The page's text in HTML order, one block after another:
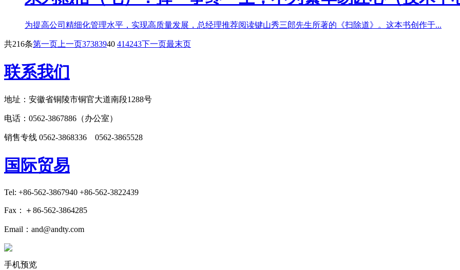
为提高公司精细化管理水平，实现高质量发展，总经理推荐阅读键山秀三郎先生所著的《扫除道》。这本书创作于...
共216条第一页 上一页37383940 414243下一页最末页
联系我们
地址：安徽省铜陵市铜官大道南段1288号
电话：0562-3867886（办公室）
销售专线 0562-3868336 0562-3865528
国际贸易
Tel: +86-562-3867940 +86-562-3822439
Fax：＋86-562-3864285
Email：and@andty.com
手机预览